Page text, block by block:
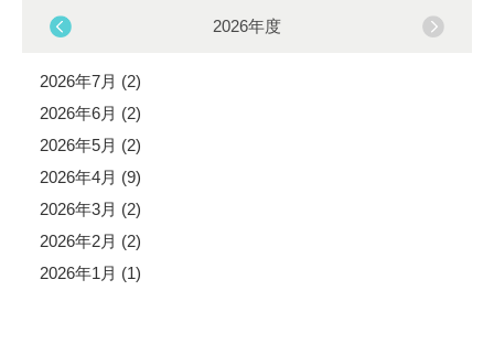
2026年度
2026年7月 (2)
2026年6月 (2)
2026年5月 (2)
2026年4月 (9)
2026年3月 (2)
2026年2月 (2)
2026年1月 (1)